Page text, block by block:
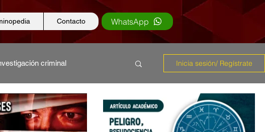
Contacto WhatsApp
criminal
periciales Educación
Inicia sesión/ Regístrate